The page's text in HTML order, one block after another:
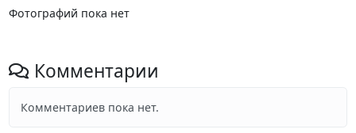
Фотографий пока нет
Комментарии
Комментариев пока нет.